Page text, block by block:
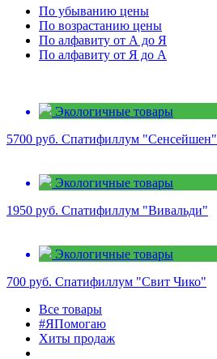
По убыванию цены
По возрастанию цены
По алфавиту от А до Я
По алфавиту от Я до А
Экологичные товары
5700 руб. Спатифиллум "Сенсейшен"
Экологичные товары
1950 руб. Спатифиллум "Вивальди"
Экологичные товары
700 руб. Спатифиллум "Свит Чико"
Все товары
#ЯПомогаю
Хиты продаж